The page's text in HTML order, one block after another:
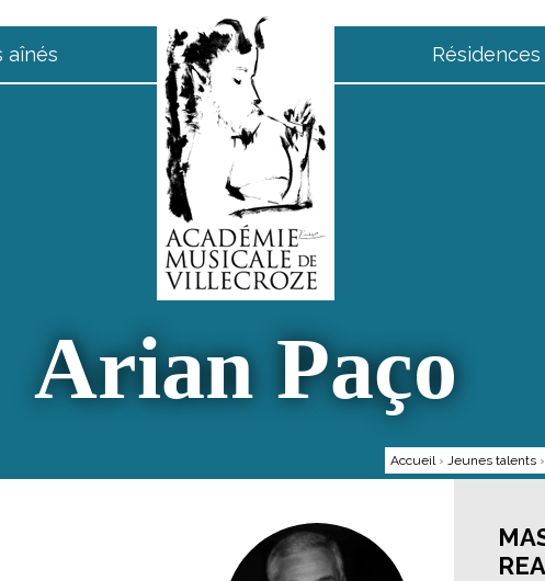
aînés Résidences
Arian Paço
Accueil › Jeunes talents ›